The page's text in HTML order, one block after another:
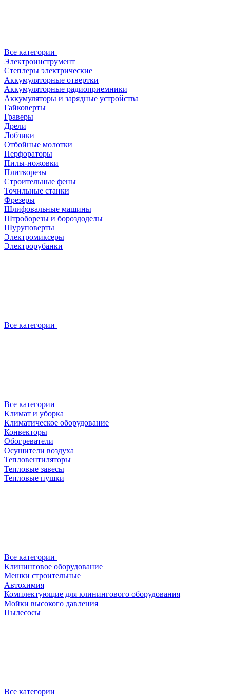
Все категории
Электроинструмент
Степлеры электрические
Аккумуляторные отвертки
Аккумуляторные радиоприемники
Аккумуляторы и зарядные устройства
Гайковерты
Граверы
Дрели
Лобзики
Отбойные молотки
Перфораторы
Пилы-ножовки
Плиткорезы
Строительные фены
Точильные станки
Фрезеры
Шлифовальные машины
Штроборезы и бороздоделы
Шуруповерты
Электромиксеры
Электрорубанки
Все категории
Все категории
Климат и уборка
Климатическое оборудование
Конвекторы
Обогреватели
Осушители воздуха
Тепловентиляторы
Тепловые завесы
Тепловые пушки
Все категории
Клининговое оборудование
Мешки строительные
Автохимия
Комплектующие для клинингового оборудования
Мойки высокого давления
Пылесосы
Все категории